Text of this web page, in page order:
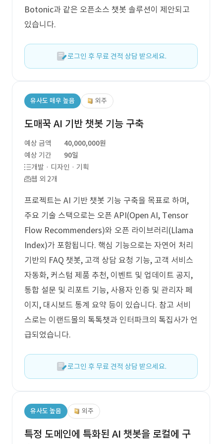
Botonic과 같은 오픈소스 챗봇 솔루션이 제안되고
있습니다.
로그인 후 무료 견적 상담 받으세요.
유사도 매우 높음 외주
도매꾹 AI 기반 챗봇 기능 구축
예상 금액
40,000,000원
예상 기간
90일
개발 · 디자인 · 기획
웹 외 2개
프로젝트는 AI 기반 챗봇 기능 구축을 목표로 하며,
주요 기술 스택으로는 오픈 API(Open AI, Tensor
Flow Recommenders)와 오픈 라이브러리(Llama
Index)가 포함됩니다. 핵심 기능으로는 자연어 처리
기반의 FAQ 챗봇, 고객 상담 요청 기능, 고객 서비스
자동화, 커스텀 제품 추천, 이벤트 및 업데이트 공지,
통합 설문 및 리포트 기능, 사용자 인증 및 관리자 페
이지, 대시보드 통계 요약 등이 있습니다. 참고 서비
스로는 이랜드몰의 톡톡챗과 인터파크의 톡집사가 언
급되었습니다.
로그인 후 무료 견적 상담 받으세요.
유사도 높음 외주
특정 도메인에 특화된 AI 챗봇을 로컬에 구